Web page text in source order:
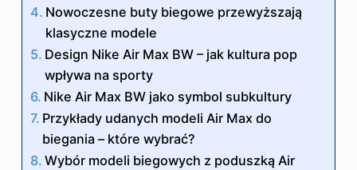
Nowoczesne buty biegowe przewyższają
klasyczne modele
Design Nike Air Max BW – jak kultura pop
wpływa na sporty
Nike Air Max BW jako symbol subkultury
Przykłady udanych modeli Air Max do
biegania – które wybrać?
Wybór modeli biegowych z poduszką Air